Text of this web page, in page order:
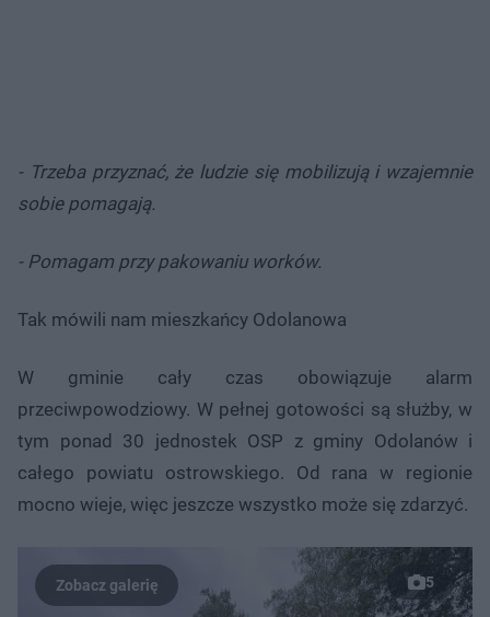
- Trzeba przyznać, że ludzie się mobilizują i wzajemnie
sobie pomagają.
- Pomagam przy pakowaniu worków.
Tak mówili nam mieszkańcy Odolanowa
W gminie cały czas obowiązuje alarm
przeciwpowodziowy​. W pełnej gotowości są służby, w
tym ponad 30 jednostek OSP z gminy Odolanów i
całego powiatu ostrowskiego. Od rana w regionie
mocno wieje, więc jeszcze wszystko może się zdarzyć.
5